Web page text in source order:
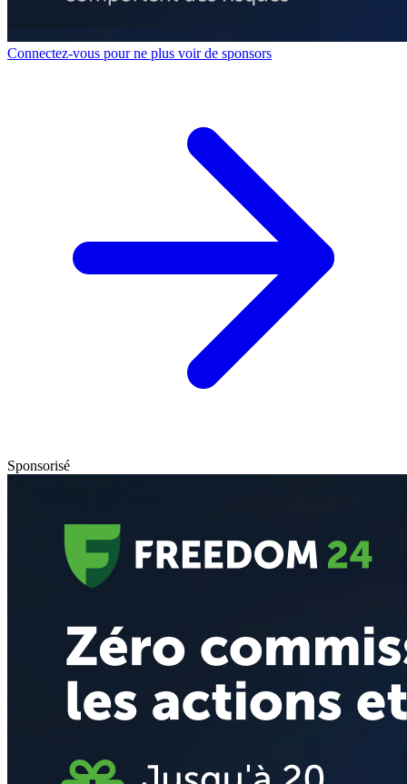
Connectez-vous pour ne plus voir de sponsors
Sponsorisé